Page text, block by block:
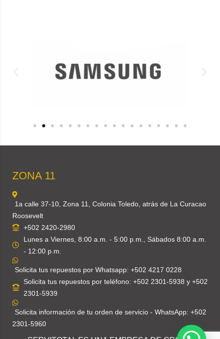
ZONA 11
1a calle 37-10, Zona 11, Colonia Toledo, atrás de La Curacao
Roosevelt
+502 2420-2980
Lunes a Viernes, 8:00 a.m. - 5:00 p.m., Sábados 8:00 a.m.
- 12:00 p.m.
Solicita tus repuestos por Whatsapp: +502 4217 0228
Solicita tus repuestos por teléfono: +502 2301-5938 y +502
2301-5939
Solicita información de tu orden de servicio - WhatsApp: +502
2301-5960